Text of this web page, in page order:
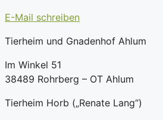
E-Mail schreiben
Tierheim und Gnadenhof Ahlum
Im Winkel 51
38489 Rohrberg – OT Ahlum
Tierheim Horb („Renate Lang“)